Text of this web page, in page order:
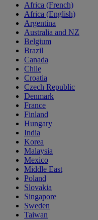
Africa (French)
Africa (English)
Argentina
Australia and NZ
Belgium
Brazil
Canada
Chile
Croatia
Czech Republic
Denmark
France
Finland
Hungary
India
Korea
Malaysia
Mexico
Middle East
Poland
Slovakia
Singapore
Sweden
Taiwan